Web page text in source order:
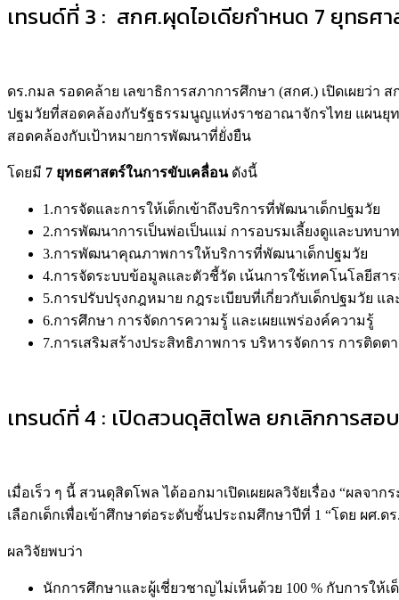
เทรนด์ที่ 3 : สกศ.ผุดไอเดียกำหนด 7 ยุทธ
ดร.กมล รอดคล้าย เลขาธิการสภาการศึกษา (สกศ.) เปิดเผยว่า
ปฐมวัยที่สอดคล้องกับรัฐธรรมนูญแห่งราชอาณาจักรไทย แผนยุท
สอดคล้องกับเป้าหมายการพัฒนาที่ยั่งยืน
โดยมี 7 ยุทธศาสตร์ในการขับเคลื่อนดังนี้
1.การจัดและการให้เด็กเข้าถึงบริการที่พัฒนาเด็กปฐมวัย
2.การพัฒนาการเป็นพ่อเป็นแม่ การอบรมเลี้ยงดูและบทบา
3.การพัฒนาคุณภาพการให้บริการที่พัฒนาเด็กปฐมวัย
4.การจัดระบบข้อมูลและตัวชี้วัด เน้นการใช้เทคโนโลยีสา
5.การปรับปรุงกฎหมาย กฎระเบียบที่เกี่ยวกับเด็กปฐมวัย แ
6.การศึกษา การจัดการความรู้ และเผยแพร่องค์ความรู้
7.การเสริมสร้างประสิทธิภาพการ บริหารจัดการ การติดต
เทรนด์ที่ 4 : เปิดสวนดุสิตโพล ยกเลิกการสอ
เมื่อเร็ว ๆ นี้ สวนดุสิตโพล ได้ออกมาเปิดเผยผลวิจัยเรื่อง “ผลจ
เลือกเด็กเพื่อเข้าศึกษาต่อระดับชั้นประถมศึกษาปีที่ 1 “โดย ผศ
ผลวิจัยพบว่า
นักการศึกษาและผู้เชี่ยวชาญไม่เห็นด้วย 100 % กับการให้เ